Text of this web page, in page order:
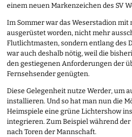
einem neuen Markenzeichen des SV
Im Sommer war das Weserstadion mit
ausgerüstet worden, nicht mehr
Flutlichtmasten, sondern entlang des
war auch deshalb nötig, weil die
den gestiegenen Anforderungen der
Fernsehsender genügten.
Diese Gelegenheit nutze Werder, um
installieren. Und so hat man nun die
Heimspiele eine grüne Lichtershow
integrieren. Zum Beispiel während
nach Toren der Mannschaft.